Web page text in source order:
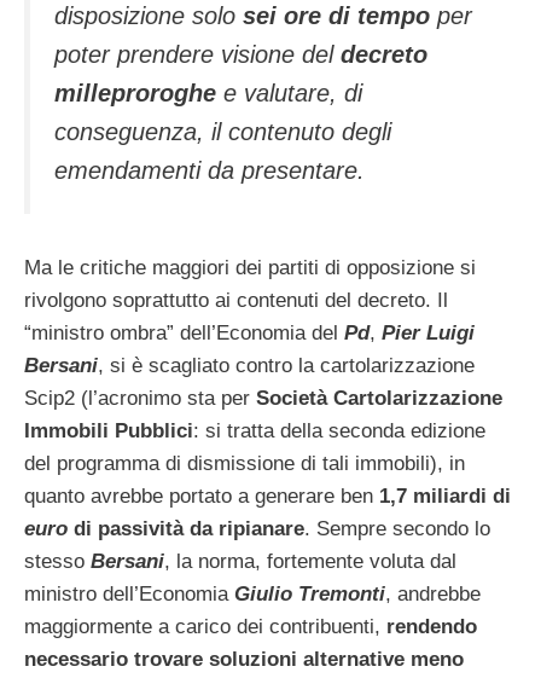
disposizione solo sei ore di tempo per
poter prendere visione del decreto
milleproroghe e valutare, di
conseguenza, il contenuto degli
emendamenti da presentare.
Ma le critiche maggiori dei partiti di opposizione si
rivolgono soprattutto ai contenuti del decreto. Il
“ministro ombra” dell’Economia del Pd, Pier Luigi
Bersani, si è scagliato contro la cartolarizzazione
Scip2 (l’acronimo sta per Società Cartolarizzazione
Immobili Pubblici: si tratta della seconda edizione
del programma di dismissione di tali immobili), in
quanto avrebbe portato a generare ben 1,7 miliardi di
euro di passività da ripianare. Sempre secondo lo
stesso Bersani, la norma, fortemente voluta dal
ministro dell’Economia Giulio Tremonti, andrebbe
maggiormente a carico dei contribuenti, rendendo
necessario trovare soluzioni alternative meno